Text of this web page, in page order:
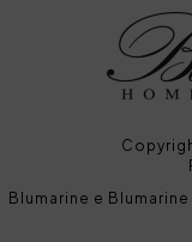
Blumarine e